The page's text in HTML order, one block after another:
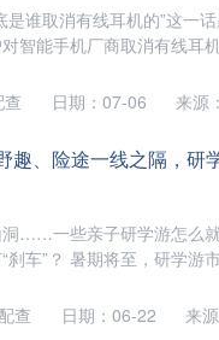
是谁取消有线耳机的”这一
智能手机厂商取消有线耳
日期：07-06 来源
趣、险途一线之隔，研
……一些亲子研学游怎么
刹车”？ 暑期将至，研学游
日期：06-22 来
查
深证成指